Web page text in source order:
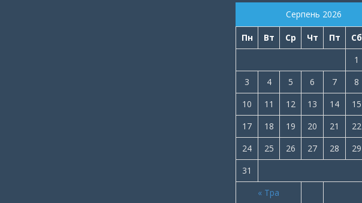
Серпень 2026
Пн Вт Ср Чт Пт Сб
« Тра
1
3
4 5 6 7 8
10
11 12 13 14 15
17
18 19 20 21 22
24
25 26 27 28 29
31